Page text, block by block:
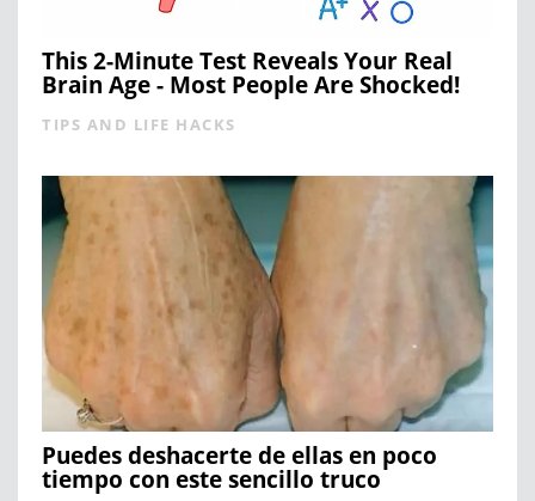
This 2-Minute Test Reveals Your Real
Brain Age - Most People Are Shocked!
TIPS AND LIFE HACKS
Puedes deshacerte de ellas en poco
tiempo con este sencillo truco